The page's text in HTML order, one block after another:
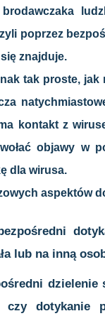
poprzez
znajduje.
tak proste,
kontakt z
objawy w
dla wirusa.
aspektów
lub na inną
dzielenie
czy dotykanie